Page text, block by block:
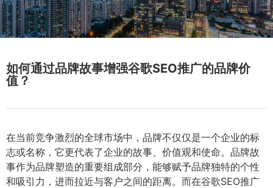
如何通过品牌故事增强谷歌SEO推广的品牌价
值？
在当前竞争激烈的全球市场中，品牌不仅仅是一个企业的标
志或名称，它更代表了企业的故事、价值观和使命。品牌故
事作为品牌塑造的重要组成部分，能够赋予品牌独特的个性
和吸引力，进而拉近与客户之间的距离。而在谷歌SEO推广